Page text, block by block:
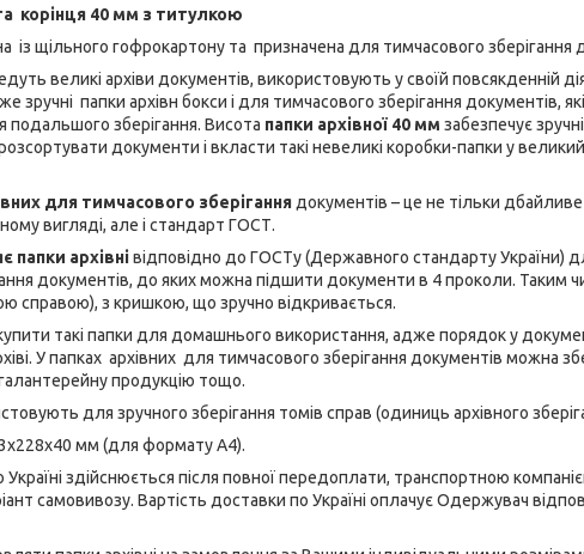
корінця 40 мм з титулкою
із щільного гофрокартону та призначена для тимчасового зберігання
великі архіви документів, використовують у своїй повсякденній
зручні папки архівн бокси і для тимчасового зберігання документів,
подальшого зберігання. Висота папки архівної 40 мм забезпечує
документи і вкласти такі невеликі коробки-папки у
для тимчасового зберігання документів – це не тільки
вигляді, але і стандарт ГОСТ.
папки архівнівідповідно до ГОСТу (Державного стандарту України)
документів, до яких можна підшити документи в 4 проколи. Таким
справою), з кришкою, що зручно відкривається.
такі папки для домашнього використання, адже порядок у
У папках архівних для тимчасового зберігання документів можна
галантерейну продукцію тощо.
для зручного зберігання томів справ (одиниць архівного
мм (для формату А4).
Україні здійснюється після повної передоплати, транспортною
самовивозу. Вартість доставки по Україні оплачує Одержувач